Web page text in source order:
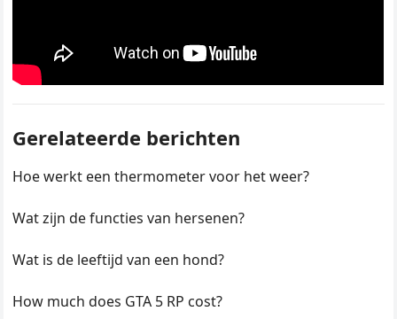
Gerelateerde berichten
Hoe werkt een thermometer voor het weer?
Wat zijn de functies van hersenen?
Wat is de leeftijd van een hond?
How much does GTA 5 RP cost?